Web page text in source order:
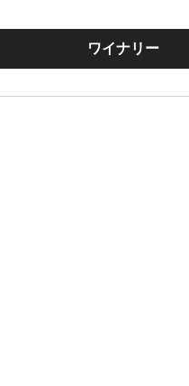
ワイナリー